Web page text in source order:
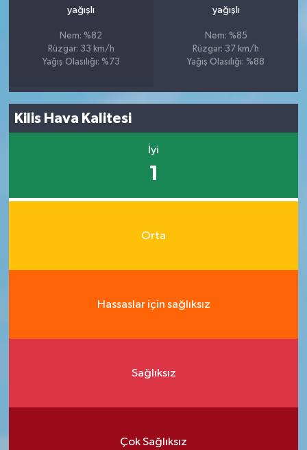
yağışlı
Nem: %82
Rüzgar: 33 km/h
Yağış Olasılığı: %73
yağışlı
Nem: %85
Rüzgar: 37 km/h
Yağış Olasılığı: %88
Kilis Hava Kalitesi
İyi
1
Orta
Hassaslar için sağlıksız
Sağlıksız
Çok Sağlıksız